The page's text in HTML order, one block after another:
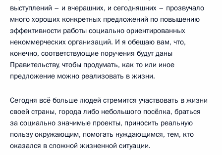
выступлений – и вчерашних, и сегодняшних – прозвучало
много хороших конкретных предложений по повышению
эффективности работы социально ориентированных
некоммерческих организаций. И я обещаю вам, что,
конечно, соответствующие поручения будут даны
Правительству, чтобы продумать, как то или иное
предложение можно реализовать в жизни.
Сегодня всё больше людей стремится участвовать в жизни
своей страны, города либо небольшого посёлка, браться
за социально значимые проекты, приносить реальную
пользу окружающим, помогать нуждающимся, тем, кто
оказался в сложной жизненной ситуации.